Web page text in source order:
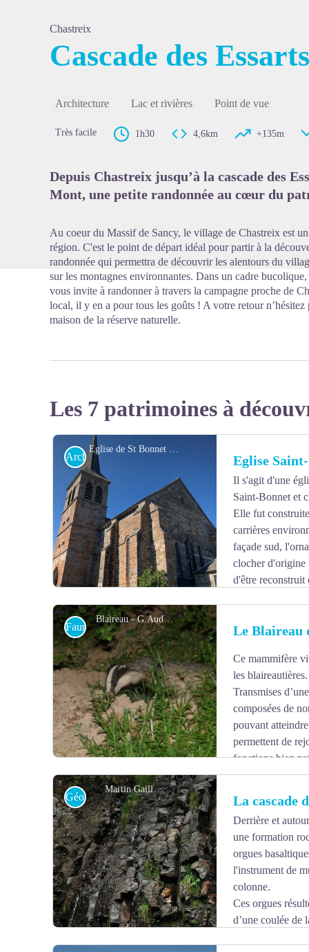
Chastreix
Cascade des Essarts
Architecture Lac et rivières Point de vue
Très facile 1h30 4,6km +135m
Depuis Chastreix jusqu’à la cascade des
Mont, une petite randonnée au cœur du
Au coeur du Massif de Sancy, le village de Chastreix est
région. C'est le point de départ idéal pour partir à la
randonnée qui permettra de découvrir les alentours du
sur les montagnes environnantes. Dans un cadre
vous invite à randonner à travers la campagne proche de
local, il y en a pour tous les goûts ! A votre retour n’hésitez
maison de la réserve naturelle.
Les 7 patrimoines à
Eglise de St Bonnet - RNN Chastreix Sancy
Voir l'image en plein écran
Architecture Eglise
Il s'agit d'une
Saint-Bonnet et
Elle fut
carrières
façade sud,
clocher d'origine
d'être reconstruit
église abritait également une vierge romane en bois,
ressemblance avec la vierge de Montserrat (en
Blaireau - G.Audier
Voir l'image en plein écran
Faune Le Blaireau
Ce mammifère
les blaireautières.
Transmises
composées de
pouvant
permettent de
fonctions bien
allaitement, jeux...
Martin Gaillard
Géologie La cascade
Derrière et
une formation
orgues
l'instrument de
colonne.
Ces orgues
d’une coulée de